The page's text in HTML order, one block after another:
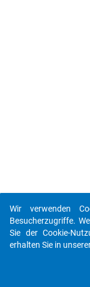
Kennen Sie
Datenpakete
bitte mit...
Wir verwenden
Besucherzugriffe.
Sie der Cookie-
erhalten Sie in